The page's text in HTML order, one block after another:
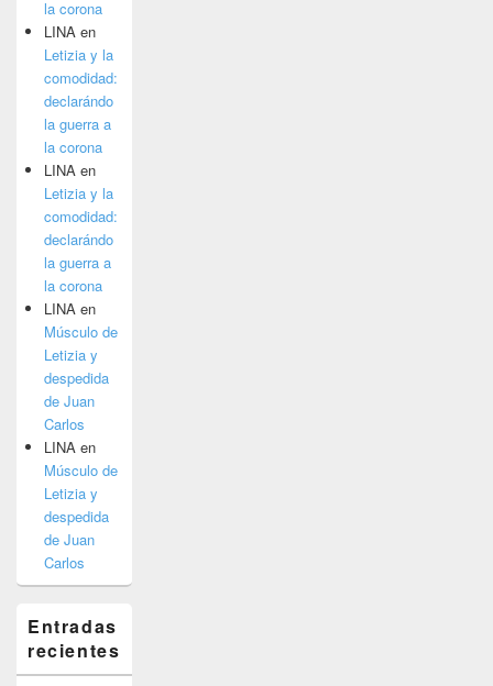
la corona
LINA en
Letizia y la
comodidad:
declarándo
la guerra a
la corona
LINA en
Letizia y la
comodidad:
declarándo
la guerra a
la corona
LINA en
Músculo de
Letizia y
despedida
de Juan
Carlos
LINA en
Músculo de
Letizia y
despedida
de Juan
Carlos
Entradas
recientes